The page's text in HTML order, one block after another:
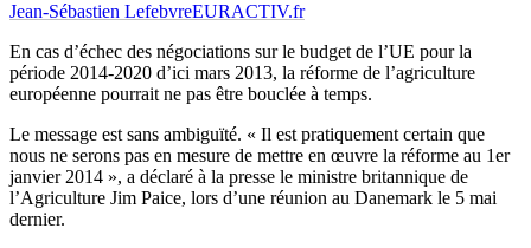
Jean-Sébastien LefebvreEURACTIV.fr
En cas d’échec des négociations sur le budget de l’UE pour la
période 2014-2020 d’ici mars 2013, la réforme de l’agriculture
européenne pourrait ne pas être bouclée à temps.
Le message est sans ambiguïté. « Il est pratiquement certain que
nous ne serons pas en mesure de mettre en œuvre la réforme au 1er
janvier 2014 », a déclaré à la presse le ministre britannique de
l’Agriculture Jim Paice, lors d’une réunion au Danemark le 5 mai
dernier.